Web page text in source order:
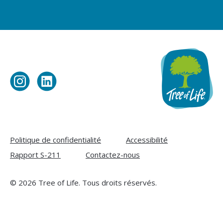
Politique de confidentialité
Accessibilité
Rapport S-211
Contactez-nous
© 2026 Tree of Life. Tous droits réservés.
Visit
Tree
on
Instagram
Visit
Tree
on
LinkedIn